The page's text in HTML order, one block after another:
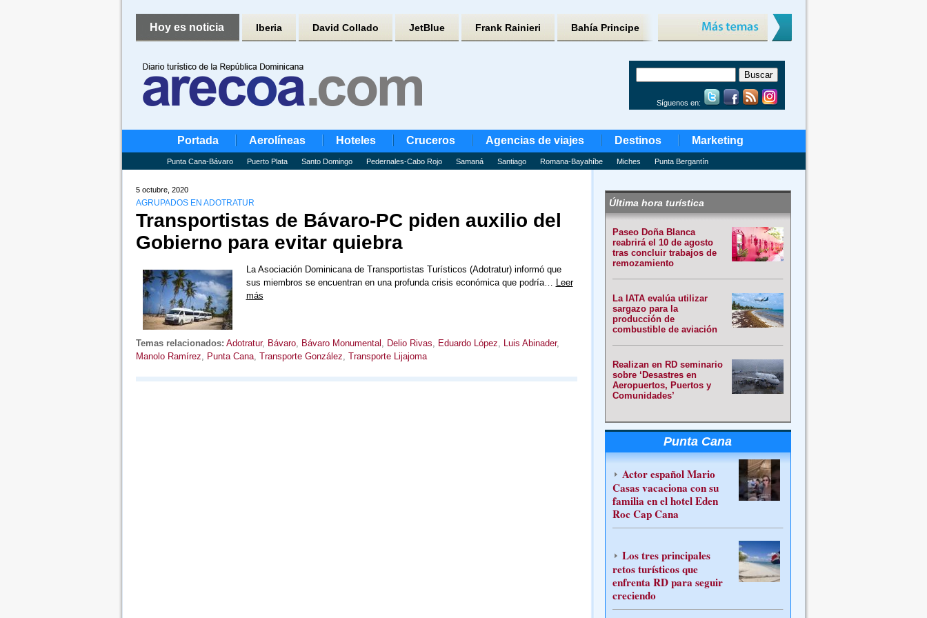
Hoy es noticia Iberia David Collado JetBlue Frank Rainieri Bahía Principe
Síguenos en:
Portada Aerolíneas Hoteles Cruceros Agencias de viajes Destinos Marketing
Punta Cana-Bávaro Puerto Plata Santo Domingo Pedernales-Cabo Rojo Samaná Santiago Romana-Bayahíbe Miches Punta Bergantín
5 octubre, 2020
AGRUPADOS EN ADOTRATUR
Transportistas de Bávaro-PC piden auxilio del
Gobierno para evitar quiebra
La Asociación Dominicana de Transportistas Turísticos (Adotratur) informó que
sus miembros se encuentran en una profunda crisis económica que podría… Leer
más
Temas relacionados: Adotratur, Bávaro, Bávaro Monumental , Delio Rivas, Eduardo López, Luis Abinader,
Manolo Ramírez, Punta Cana, Transporte González, Transporte Lijajoma
Última hora turística
Paseo Doña Blanca
reabrirá el 10 de agosto
tras concluir trabajos de
remozamiento
La IATA evalúa utilizar
sargazo para la
producción de
combustible de aviación
Realizan en RD seminario
sobre ‘Desastres en
Aeropuertos, Puertos y
Comunidades’
Punta Cana
Actor español Mario
Casas vacaciona con su
familia en el hotel Eden
Roc Cap Cana
Los tres principales
retos turísticos que
enfrenta RD para seguir
creciendo